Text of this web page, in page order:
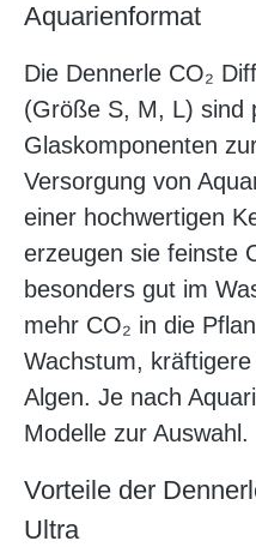
Aquarienformat
Die Dennerle CO₂
(Größe S, M, L) sind
Glaskomponenten
Versorgung von
einer hochwertigen
erzeugen sie feinste
besonders gut im
mehr CO₂ in die
Wachstum,
Algen. Je nach
Modelle zur Auswahl.
Vorteile der
Ultra